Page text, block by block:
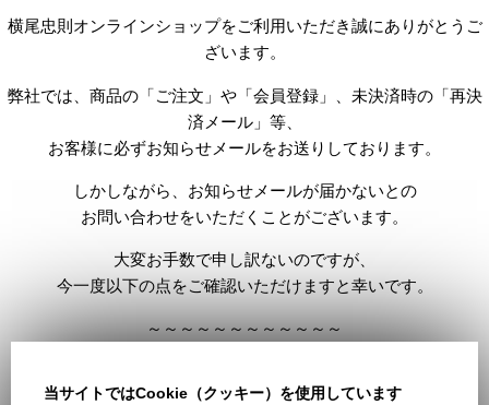
横尾忠則オンラインショップをご利用いただき誠にありがとうご
ざいます。
弊社では、商品の「ご注文」や「会員登録」、未決済時の「再決
済メール」等、
お客様に必ずお知らせメールをお送りしております。
しかしながら、お知らせメールが届かないとの
お問い合わせをいただくことがございます。
大変お手数で申し訳ないのですが、
今一度以下の点をご確認いただけますと幸いです。
～～～～～～～～～～～～
メールアドレスにお間違いがないか。
当サイトではCookie（クッキー）を使用しています